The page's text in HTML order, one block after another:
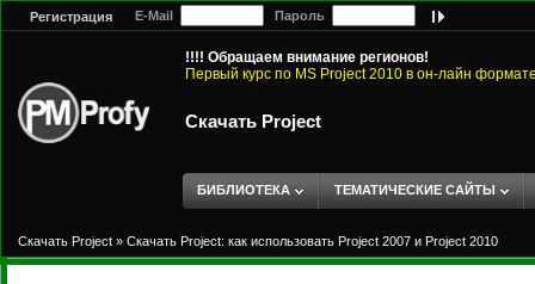
Регистрация E-Mail Пароль
!!!! Обращаем внимание регионов!
Первый курс по MS Project 2010 в он-лайн
Скачать Project
БИБЛИОТЕКА ТЕМАТИЧЕСКИЕ САЙТЫ
Скачать Project » Скачать Project: как использовать Project 2007 и Project 2010